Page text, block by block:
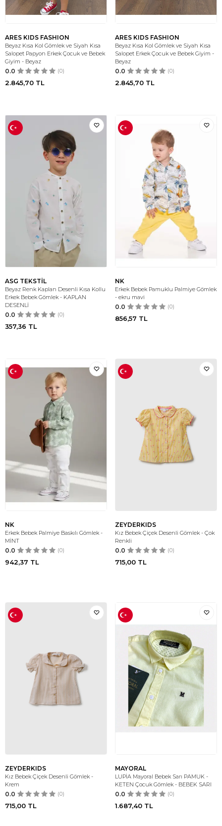
ARES KIDS FASHION
Beyaz Kısa Kol Gömlek ve Siyah Kısa
Salopet Papyon Erkek Çocuk ve Bebek
Giyim - Beyaz
0.0 (0)
2.845,70 TL
ARES KIDS FASHION
Beyaz Kısa Kol Gömlek ve Siyah Kısa
Salopet Erkek Çocuk ve Bebek Giyim -
Beyaz
0.0 (0)
2.845,70 TL
ASG TEKSTİL
Beyaz Renk Kaplan Desenli Kısa Kollu
Erkek Bebek Gömlek - KAPLAN
DESENLİ
0.0 (0)
357,36 TL
NK
Erkek Bebek Pamuklu Palmiye Gömlek
- ekru mavi
0.0 (0)
856,57 TL
NK
Erkek Bebek Palmiye Baskılı Gömlek -
MİNT
0.0 (0)
942,37 TL
ZEYDERKIDS
Kız Bebek Çiçek Desenli Gömlek - Çok
Renkli
0.0 (0)
715,00 TL
ZEYDERKIDS
Kız Bebek Çiçek Desenli Gömlek -
Krem
0.0 (0)
715,00 TL
MAYORAL
LUPİA Mayoral Bebek Sarı PAMUK -
KETEN Çocuk Gömlek - BEBEK SARI
0.0 (0)
1.687,40 TL